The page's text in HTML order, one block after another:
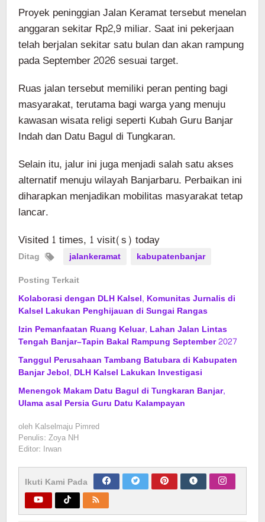
Proyek peninggian Jalan Keramat tersebut menelan
anggaran sekitar Rp2,9 miliar. Saat ini pekerjaan
telah berjalan sekitar satu bulan dan akan rampung
pada September 2026 sesuai target.
Ruas jalan tersebut memiliki peran penting bagi
masyarakat, terutama bagi warga yang menuju
kawasan wisata religi seperti Kubah Guru Banjar
Indah dan Datu Bagul di Tungkaran.
Selain itu, jalur ini juga menjadi salah satu akses
alternatif menuju wilayah Banjarbaru. Perbaikan ini
diharapkan menjadikan mobilitas masyarakat tetap
lancar.
Visited 1 times, 1 visit(s) today
Ditag jalankeramat
kabupatenbanjar
Posting Terkait
Kolaborasi dengan DLH Kalsel, Komunitas Jurnalis di
Kalsel Lakukan Penghijauan di Sungai Rangas
Izin Pemanfaatan Ruang Keluar, Lahan Jalan Lintas
Tengah Banjar–Tapin Bakal Rampung September 2027
Tanggul Perusahaan Tambang Batubara di Kabupaten
Banjar Jebol, DLH Kalsel Lakukan Investigasi
Menengok Makam Datu Bagul di Tungkaran Banjar,
Ulama asal Persia Guru Datu Kalampayan
oleh Kalselmaju Pimred
Penulis: Zoya NH
Editor: Irwan
Ikuti Kami Pada